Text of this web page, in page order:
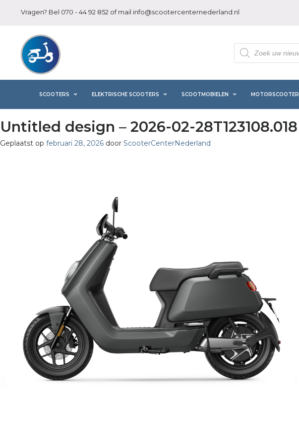
Vragen? Bel 070 - 44 92 852 of mail info@scootercenternederland.nl
Producten
zoeken
SCOOTERS ELEKTRISCHE SCOOTERS SCOOTMOBIELEN MOTORSCOOTER
Untitled design – 2026-02-28T123108.018
Geplaatst op februari 28, 2026 door ScooterCenterNederland